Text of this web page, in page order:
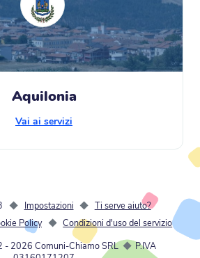
Aquilonia
Vai ai servizi
◆ Impostazioni ◆ Ti serve aiuto?
Policy ◆ Condizioni d'uso del servizio
- 2026 Comuni-Chiamo SRL ◆ P.IVA